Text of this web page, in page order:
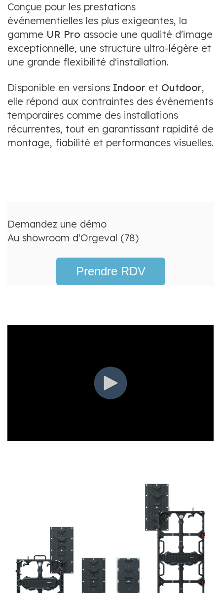
Conçue pour les prestations
événementielles les plus exigeantes, la
gamme UR Pro associe une qualité d'image
exceptionnelle, une structure ultra-légère et
une grande flexibilité d'installation.
Disponible en versions Indoor et Outdoor,
elle répond aux contraintes des événements
temporaires comme des installations
récurrentes, tout en garantissant rapidité de
montage, fiabilité et performances visuelles.
Demandez une démo
Au showroom d'Orgeval (78)
Prendre RDV